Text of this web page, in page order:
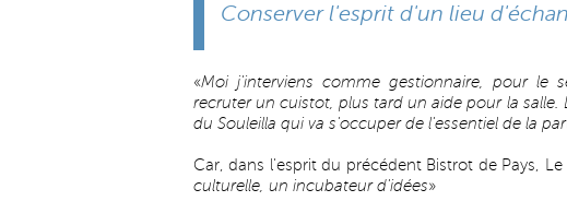
Conserver l'esprit d'un lieu
«Moi j'interviens comme gestionnaire, pour le
recruter un cuistot, plus tard un aide pour la salle.
du Souleilla qui va s'occuper de l'essentiel de la
Car, dans l'esprit du précédent Bistrot de Pays, Le
culturelle, un incubateur d'idées»